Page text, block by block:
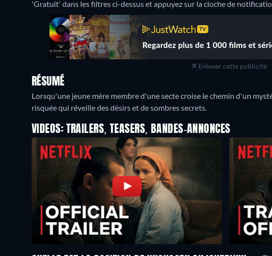
'Gratuit' dans les filtres ci-dessus et appuyez sur la cloche de
Enlever cette publicité
RÉSUMÉ
Lorsqu'une jeune mère membre d'une secte croise le chemin d'un
risquée qui réveille des désirs et de sombres secrets.
VIDEOS: TRAILERS, TEASERS, BANDES-ANNONCES